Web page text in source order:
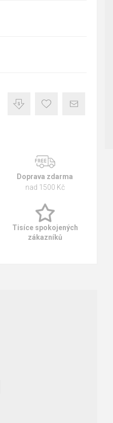
Doprava zdarma
nad 1500 Kč
Tisíce spokojených
zákazníků